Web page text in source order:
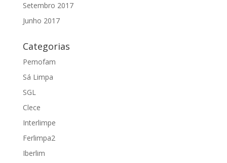
Setembro 2017
Junho 2017
Categorias
Pemofam
Sá Limpa
SGL
Clece
Interlimpe
Ferlimpa2
Iberlim